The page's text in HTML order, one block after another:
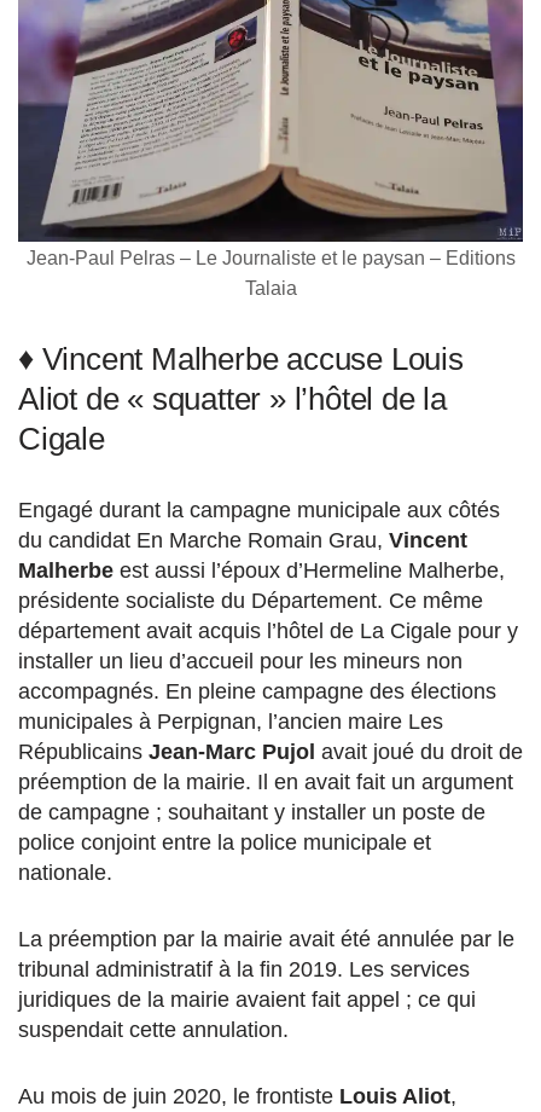
Jean-Paul Pelras – Le Journaliste et le paysan – Editions
Talaia
♦ Vincent Malherbe accuse Louis
Aliot de « squatter » l’hôtel de la
Cigale
Engagé durant la campagne municipale aux côtés
du candidat En Marche Romain Grau, Vincent
Malherbe est aussi l’époux d’Hermeline Malherbe,
présidente socialiste du Département. Ce même
département avait acquis l’hôtel de La Cigale pour y
installer un lieu d’accueil pour les mineurs non
accompagnés. En pleine campagne des élections
municipales à Perpignan, l’ancien maire Les
Républicains Jean-Marc Pujol avait joué du droit de
préemption de la mairie. Il en avait fait un argument
de campagne ; souhaitant y installer un poste de
police conjoint entre la police municipale et
nationale.
La préemption par la mairie avait été annulée par le
tribunal administratif à la fin 2019. Les services
juridiques de la mairie avaient fait appel ; ce qui
suspendait cette annulation.
Au mois de juin 2020, le frontiste Louis Aliot,